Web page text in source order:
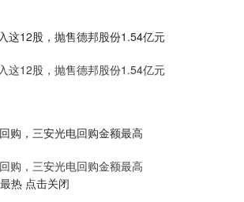
这12股，抛售德邦股份1.54亿元
这12股，抛售德邦股份1.54亿元
购，三安光电回购金额最高
购，三安光电回购金额最高
热 点击关闭